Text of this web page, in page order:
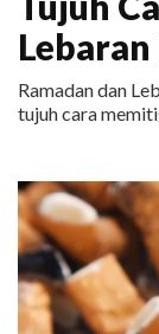
Ramadan dan
tujuh cara